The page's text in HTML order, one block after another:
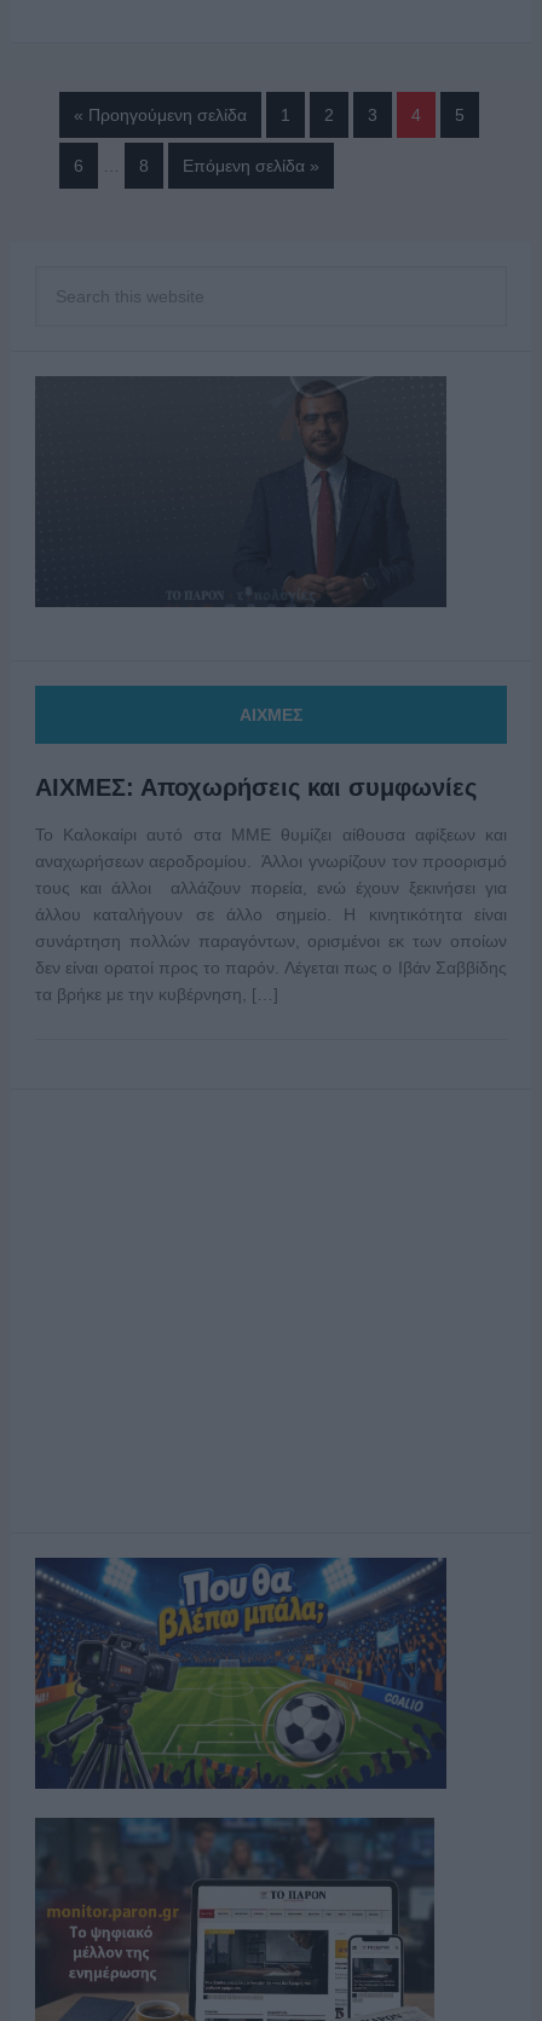
« Προηγούμενη σελίδα 1 2 3 4 5
6 8 Επόμενη σελίδα »
ΑΙΧΜΕΣ
ΑΙΧΜΕΣ: Αποχωρήσεις και συμφωνίες
Το Καλοκαίρι αυτό στα ΜΜΕ θυμίζει αίθουσα αφίξεων και
αναχωρήσεων αεροδρομίου. Άλλοι γνωρίζουν τον προορισμό
τους και άλλοι αλλάζουν πορεία, ενώ έχουν ξεκινήσει για
άλλου καταλήγουν σε άλλο σημείο. Η κινητικότητα είναι
συνάρτηση πολλών παραγόντων, ορισμένοι εκ των οποίων
δεν είναι ορατοί προς το παρόν. Λέγεται πως ο Ιβάν Σαββίδης
τα βρήκε με την κυβέρνηση, […]